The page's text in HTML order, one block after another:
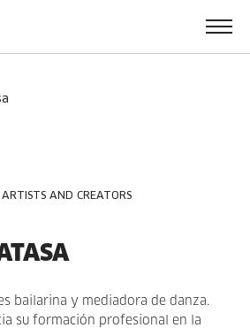
AND CREATORS
bailarina y mediadora de danza.
su formación profesional en la